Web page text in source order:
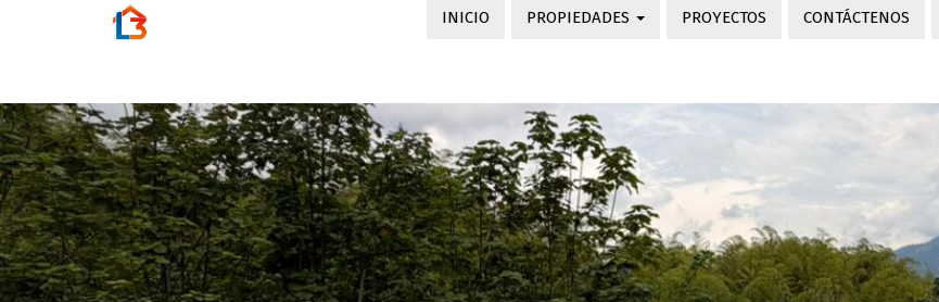
INICIO PROPIEDADES PROYECTOS CONTÁCTENOS